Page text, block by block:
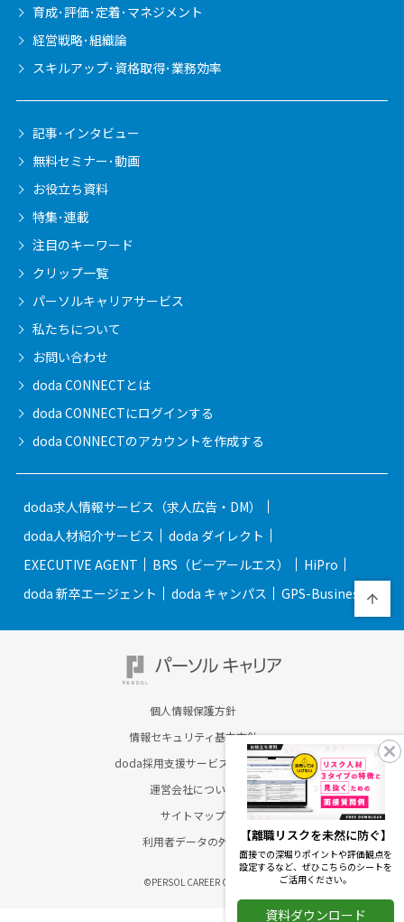
育成･評価･定着･マネジメント
経営戦略･組織論
スキルアップ･資格取得･業務効率
記事･インタビュー
無料セミナー･動画
お役立ち資料
特集･連載
注目のキーワード
クリップ一覧
パーソルキャリアサービス
私たちについて
お問い合わせ
doda CONNECTとは
doda CONNECTにログインする
doda CONNECTのアカウントを作成する
doda求人情報サービス（求人広告・DM）
doda人材紹介サービス
doda ダイレクト
EXECUTIVE AGENT
BRS（ビーアールエス）
HiPro
doda 新卒エージェント
doda キャンパス GPS-Business
個人情報保護方針
情報セキュリティ基本方針
doda採用支援サービスのご案内
運営会社について
サイトマップ
利用者データの外部送信
©PERSOL CAREER CO., LTD.
【離職リスクを未然に防ぐ】
面接での深堀りポイントや評価観点を
設定するなど、ぜひこちらのシートを
ご活用ください。
資料ダウンロード